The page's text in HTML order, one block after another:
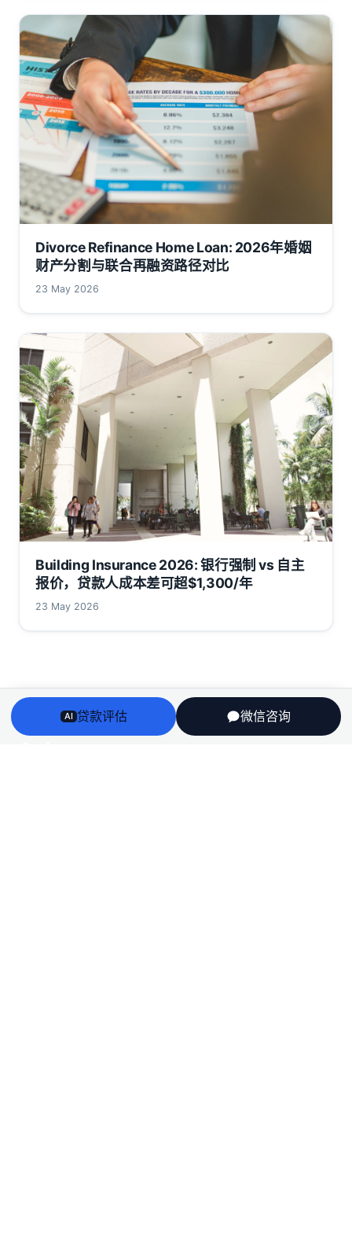
Divorce Refinance Home Loan: 2026年婚姻
财产分割与联合再融资路径对比
23 May 2026
Building Insurance 2026: 银行强制 vs 自主
报价，贷款人成本差可超$1,300/年
23 May 2026
AI 贷款评估 微信咨询